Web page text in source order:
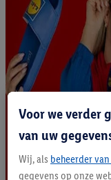
Voor we verder
van uw
Wij, als beheerder
gegevens op onze